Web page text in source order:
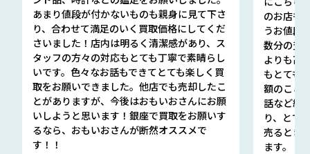
あまり値段が付かないものも親身に見て下さ
り、合わせて満足のいく買取価格にしてくだ
さいました！店内は明るく清潔感があり、ス
タッフの方々の対応もとても丁寧で素晴らし
いです。色々なお話もできてとても楽しく買
取をお願いできました。他店でも売却したこ
とがありますが、今後はおもいおさんにお願
いしようと思います！銀座で買取をお願いす
るなら、おもいおさんが断然オススメで
す！！
のお店も
うお値段
数分の査
よりも高
もとても
額のこと
話など細
り、とて
売るとき
ます。